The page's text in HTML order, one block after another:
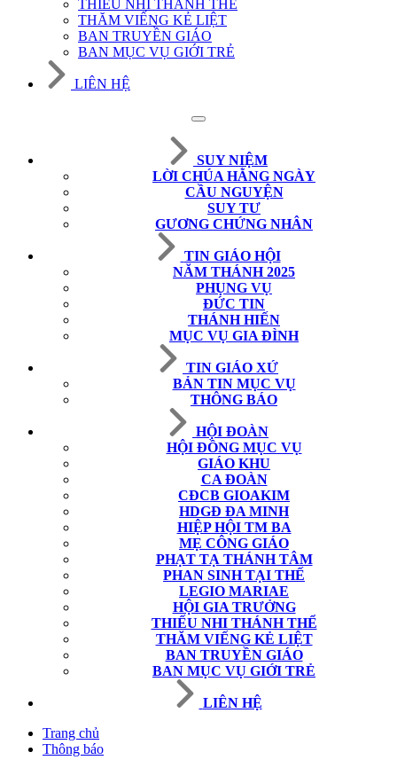
THIẾU NHI THÁNH THỂ
THĂM VIẾNG KẺ LIỆT
BAN TRUYỀN GIÁO
BAN MỤC VỤ GIỚI TRẺ
LIÊN HỆ
SUY NIỆM
LỜI CHÚA HẰNG NGÀY
CẦU NGUYỆN
SUY TƯ
GƯƠNG CHỨNG NHÂN
TIN GIÁO HỘI
NĂM THÁNH 2025
PHỤNG VỤ
ĐỨC TIN
THÁNH HIẾN
MỤC VỤ GIA ĐÌNH
TIN GIÁO XỨ
BẢN TIN MỤC VỤ
THÔNG BÁO
HỘI ĐOÀN
HỘI ĐỒNG MỤC VỤ
GIÁO KHU
CA ĐOÀN
CĐCB GIOAKIM
HDGĐ ĐA MINH
HIỆP HỘI TM BA
MẸ CÔNG GIÁO
PHẠT TẠ THÁNH TÂM
PHAN SINH TẠI THẾ
LEGIO MARIAE
HỘI GIA TRƯỞNG
THIẾU NHI THÁNH THỂ
THĂM VIẾNG KẺ LIỆT
BAN TRUYỀN GIÁO
BAN MỤC VỤ GIỚI TRẺ
LIÊN HỆ
Trang chủ
Thông báo